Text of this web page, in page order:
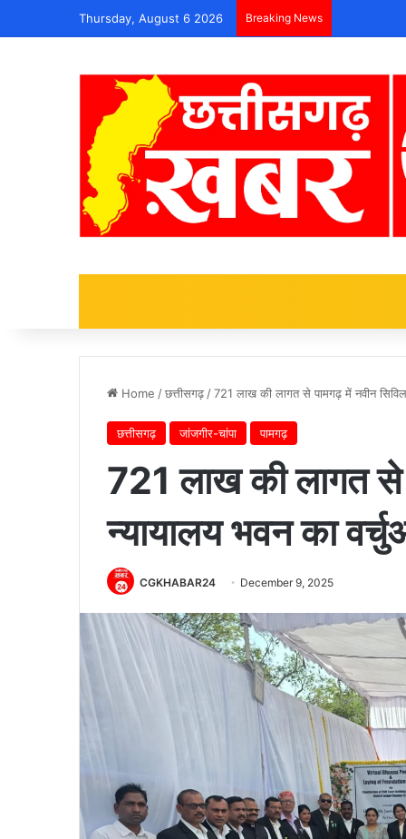
Thursday, August 6 2026 Breaking News
Home /छत्तीसगढ़ /721 लाख की लागत से पामगढ़ में नवीन
छत्तीसगढ़ जांजगीर-चांपा पामगढ़
721 लाख की लागत से
न्यायालय भवन का
CGKHABAR24 December 9, 2025